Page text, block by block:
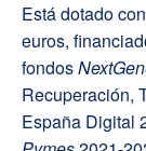
Está dotado
euros,
fondos
Recuperación,
España Digital